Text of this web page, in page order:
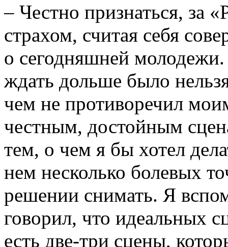
– Честно признаться, за
страхом, считая себя
о сегодняшней
ждать дольше было
чем не противоречил
честным, достойным
тем, о чем я бы хотел
нем несколько болевых
решении снимать. Я
говорил, что идеальных
есть две-три сцены,